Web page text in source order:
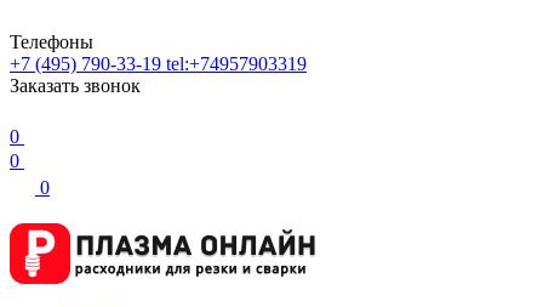
Телефоны
+7 (495) 790-33-19 tel:+74957903319
Заказать звонок
0
0
0